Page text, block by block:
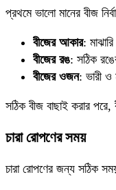
প্রথমে ভালো মানের বীজ
বীজের আকার:
বীজের রঙ: সঠিক
বীজের ওজন: ভারী ও
সঠিক বীজ বাছাই করার
চারা রোপণের সময়
চারা রোপণের জন্য সঠিক